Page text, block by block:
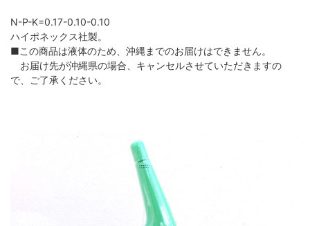
N-P-K=0.17-0.10-0.10
ハイポネックス社製。
■この商品は液体のため、沖縄までのお届けはできません。
お届け先が沖縄県の場合、キャンセルさせていただきますの
で、ご了承ください。